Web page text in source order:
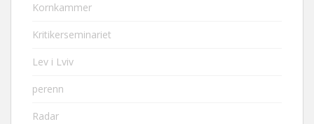
Kornkammer
Kritikerseminariet
Lev i Lviv
perenn
Radar